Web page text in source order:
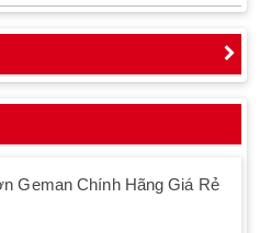
Geman Chính Hãng Giá Rẻ